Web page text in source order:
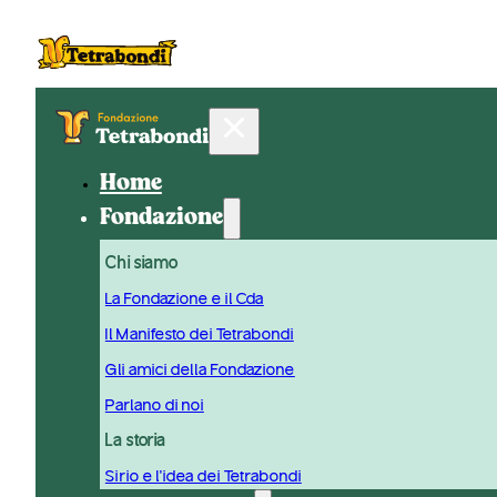
Home
Fondazione
Chi siamo
La Fondazione e il Cda
Il Manifesto dei Tetrabondi
Gli amici della Fondazione
Parlano di noi
La storia
Sirio e l'idea dei Tetrabondi